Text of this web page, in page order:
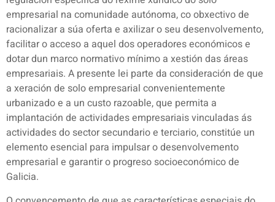
empresarial na comunidade autónoma, co obxectivo de
racionalizar a súa oferta e axilizar o seu desenvolvemento,
facilitar o acceso a aquel dos operadores económicos e
dotar dun marco normativo mínimo a xestión das áreas
empresariais. A presente lei parte da consideración de que
a xeración de solo empresarial convenientemente
urbanizado e a un custo razoable, que permita a
implantación de actividades empresariais vinculadas ás
actividades do sector secundario e terciario, constitúe un
elemento esencial para impulsar o desenvolvemento
empresarial e garantir o progreso socioeconómico de
Galicia.